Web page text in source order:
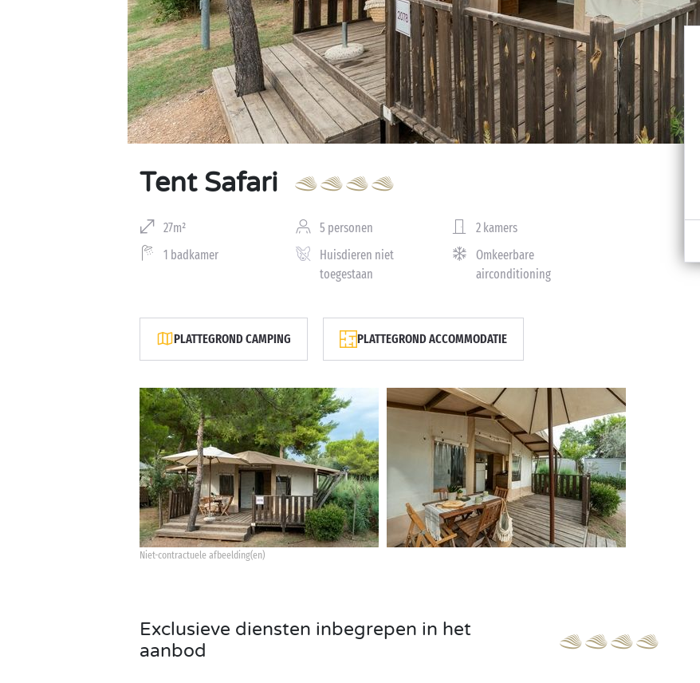
Tent Safari
27m² 5 personen
2 kamers
1 badkamer
Huisdieren niet
toegestaan
Omkeerbare
airconditioning
PLATTEGROND CAMPING PLATTEGROND ACCOMMODATIE
Niet-contractuele afbeelding(en)
Exclusieve diensten inbegrepen in het
aanbod